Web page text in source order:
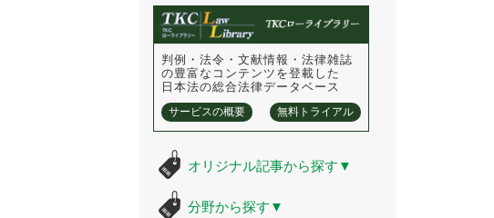
判例・法令・文献情報・法律雑誌
の豊富なコンテンツを登載した
日本法の総合法律データベース
サービスの概要 無料トライアル
オリジナル記事から探す ▼
分野から探す ▼